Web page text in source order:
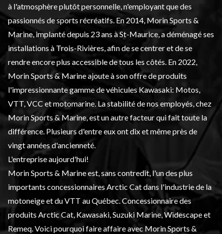
à l'atmosphère plutôt personnelle, n'employant que des
passionnés de sports récréatifs. En 2014, Morin Sports &
Marine, implanté depuis 23 ans à St-Maurice, a déménagé ses
installations à Trois-Rivières, afin de se centrer et de se
rendre encore plus accessible de tous les côtés. En 2022,
Morin Sports & Marine ajoute à son offre de produits
l'impressionnante gamme devéhicules Kawasaki: Motos,
VTT, VCC et motomarine. La stabilité de nos employés, chez
Morin Sports & Marine, est un autre facteur qui fait toute la
différence. Plusieurs d'entre eux ont dix et même près de
vingt années d'ancienneté.
L'entreprise aujourd'hui!
Morin Sports & Marine est, sans contredit, l'un des plus
importants concessionnairesArctic Catdans l'industrie de la
motoneige et du VTT au Québec. Concessionnaire des
produits Arctic Cat, Kawasaki, Suzuki Marine, Widescape et
Remeq. Voici pourquoi faire affaire avec Morin Sports &